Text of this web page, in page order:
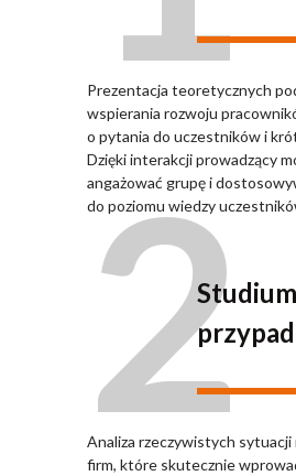
Prezentacja teoretycznych
wspierania rozwoju
o pytania do uczestników i
Dzięki interakcji prowadzący
angażować grupę i
do poziomu wiedzy
2Studium
Analiza rzeczywistych sytuacji
firm, które skutecznie